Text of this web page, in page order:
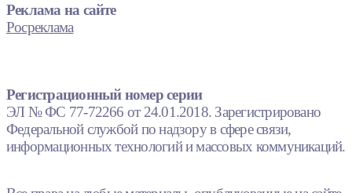
Реклама на сайте
Росреклама
Регистрационный номер серии
ЭЛ № ФС 77-72266 от 24.01.2018. Зарегистрировано
Федеральной службой по надзору в сфере связи,
информационных технологий и массовых коммуникаций.